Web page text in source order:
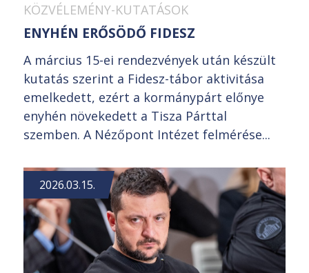
KÖZVÉLEMÉNY-KUTATÁSOK
ENYHÉN ERŐSÖDŐ FIDESZ
A március 15-ei rendezvények után készült
kutatás szerint a Fidesz-tábor aktivitása
emelkedett, ezért a kormánypárt előnye
enyhén növekedett a Tisza Párttal
szemben. A Nézőpont Intézet felmérése...
2026.03.15.